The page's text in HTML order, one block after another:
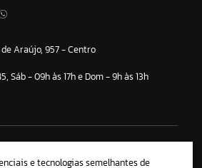
Araújo, 957 - Centro
Sáb - 09h às 17h e Dom - 9h às 13h
garantir o melhor negócio aos seus clientes,
e tecnologias semelhantes de